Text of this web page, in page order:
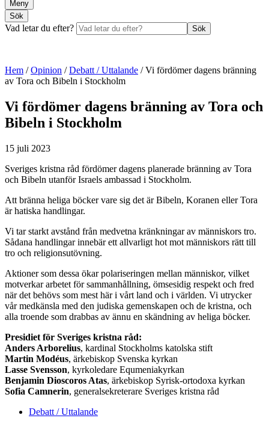
Meny
Sök
Vad letar du efter? Sök
Hem /Opinion /Debatt / Uttalande /Vi fördömer dagens bränning
av Tora och Bibeln i Stockholm
Vi fördömer dagens bränning av Tora och
Bibeln i Stockholm
15 juli 2023
Sveriges kristna råd fördömer dagens planerade bränning av Tora
och Bibeln utanför Israels ambassad i Stockholm.
Att bränna heliga böcker vare sig det är Bibeln, Koranen eller Tora
är hatiska handlingar.
Vi tar starkt avstånd från medvetna kränkningar av människors tro.
Sådana handlingar innebär ett allvarligt hot mot människors rätt till
tro och religionsutövning.
Aktioner som dessa ökar polariseringen mellan människor, vilket
motverkar arbetet för sammanhållning, ömsesidig respekt och fred
när det behövs som mest här i vårt land och i världen. Vi utrycker
vår medkänsla med den judiska gemenskapen och de kristna, och
alla troende som drabbas av ännu en skändning av heliga böcker.
Presidiet för Sveriges kristna råd:
Anders Arborelius, kardinal Stockholms katolska stift
Martin Modéus, ärkebiskop Svenska kyrkan
Lasse Svensson, kyrkoledare Equmeniakyrkan
Benjamin Dioscoros Atas, ärkebiskop Syrisk-ortodoxa kyrkan
Sofia Camnerin, generalsekreterare Sveriges kristna råd
Debatt / Uttalande